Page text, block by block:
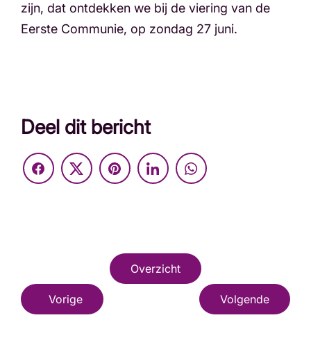
zijn, dat ontdekken we bij de viering van de
Eerste Communie, op zondag 27 juni.
Deel dit bericht
Overzicht
Vorige Volgende